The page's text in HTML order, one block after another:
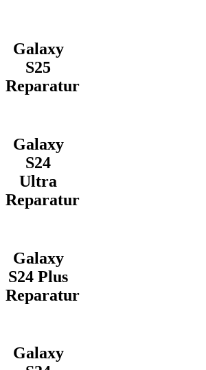
Galaxy
S25
Reparatur
Galaxy
S24
Ultra
Reparatur
Galaxy
S24 Plus
Reparatur
Galaxy